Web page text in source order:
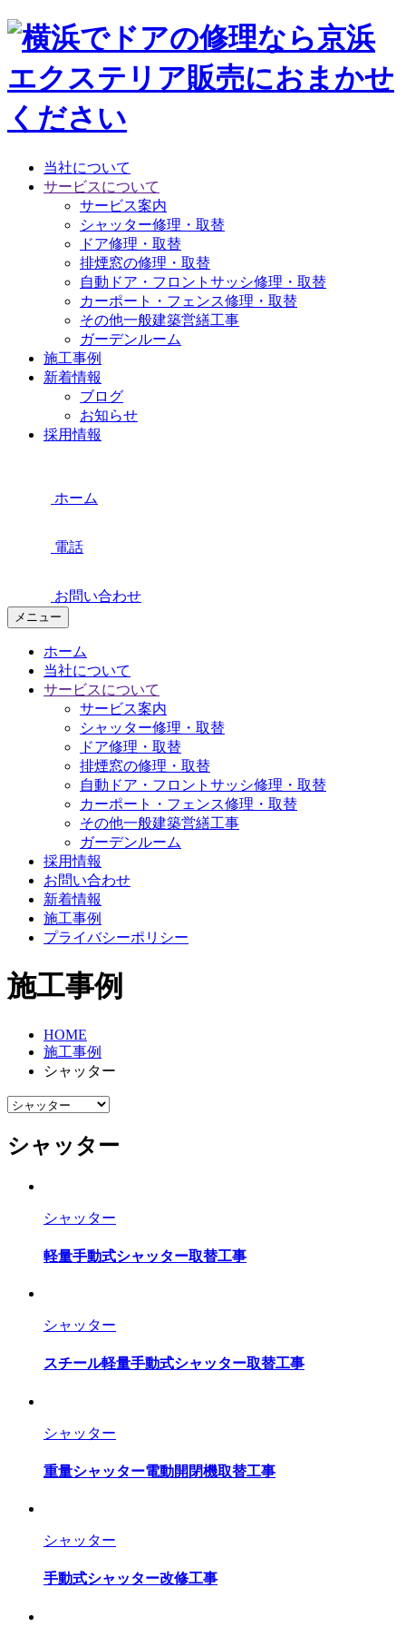
当社について
サービスについて
サービス案内
シャッター修理・取替
ドア修理・取替
排煙窓の修理・取替
自動ドア・フロントサッシ修理・取替
カーポート・フェンス修理・取替
その他一般建築営繕工事
ガーデンルーム
施工事例
新着情報
ブログ
お知らせ
採用情報
ホーム
電話
お問い合わせ
メニュー
ホーム
当社について
サービスについて
サービス案内
シャッター修理・取替
ドア修理・取替
排煙窓の修理・取替
自動ドア・フロントサッシ修理・取替
カーポート・フェンス修理・取替
その他一般建築営繕工事
ガーデンルーム
採用情報
お問い合わせ
新着情報
施工事例
プライバシーポリシー
施工事例
HOME
施工事例
シャッター
シャッター
シャッター
軽量手動式シャッター取替工事
シャッター
スチール軽量手動式シャッター取替工事
シャッター
重量シャッター電動開閉機取替工事
シャッター
手動式シャッター改修工事